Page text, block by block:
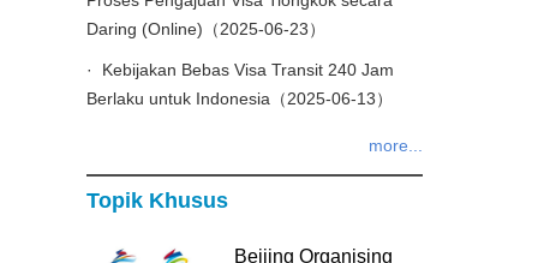
Daring (Online)（2025-06-23）
· Kebijakan Bebas Visa Transit 240 Jam
Berlaku untuk Indonesia（2025-06-13）
more...
Topik Khusus
Beijing Organising